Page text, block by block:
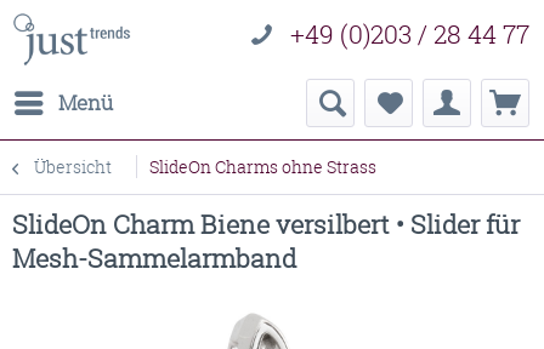
+49 (0)203 / 28 44 77
Menü
Übersicht SlideOn Charms ohne Strass
SlideOn Charm Biene versilbert • Slider für
Mesh-Sammelarmband